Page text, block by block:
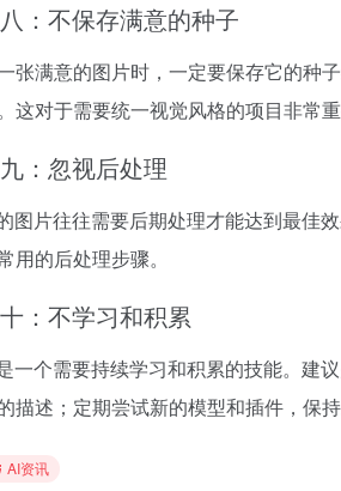
：不保存满意的种子
张满意的图片时，一定要保存它的种
这对于需要统一视觉风格的项目非常重
：忽视后处理
图片往往需要后期处理才能达到最佳
用的后处理步骤。
：不学习和积累
一个需要持续学习和积累的技能。建
描述；定期尝试新的模型和插件，保持
AI资讯